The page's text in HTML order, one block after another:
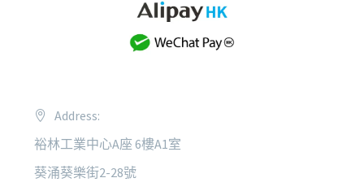
Address:
裕林工業中心A座 6樓A1室
葵涌葵樂街2-28號